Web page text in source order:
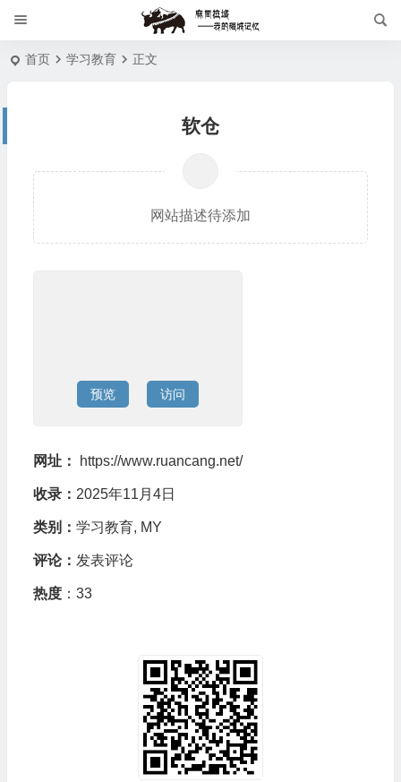
首页 学习教育 正文
软仓
网站描述待添加
预览 访问
网址： https://www.ruancang.net/
收录： 2025年11月4日
类别： 学习教育, MY
评论： 发表评论
热度：33